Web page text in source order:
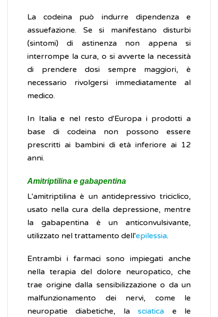
La codeina può indurre dipendenza e
assuefazione. Se si manifestano disturbi
(sintomi) di astinenza non appena si
interrompe la cura, o si avverte la necessità
di prendere dosi sempre maggiori, è
necessario rivolgersi immediatamente al
medico.
In Italia e nel resto d'Europa i prodotti a
base di codeina non possono essere
prescritti ai bambini di età inferiore ai 12
anni.
Amitriptilina e gabapentina
L'amitriptilina è un antidepressivo triciclico,
usato nella cura della depressione, mentre
la gabapentina è un anticonvulsivante,
utilizzato nel trattamento dell'epilessia.
Entrambi i farmaci sono impiegati anche
nella terapia del dolore neuropatico, che
trae origine dalla sensibilizzazione o da un
malfunzionamento dei nervi, come le
neuropatie diabetiche, lasciatica e le